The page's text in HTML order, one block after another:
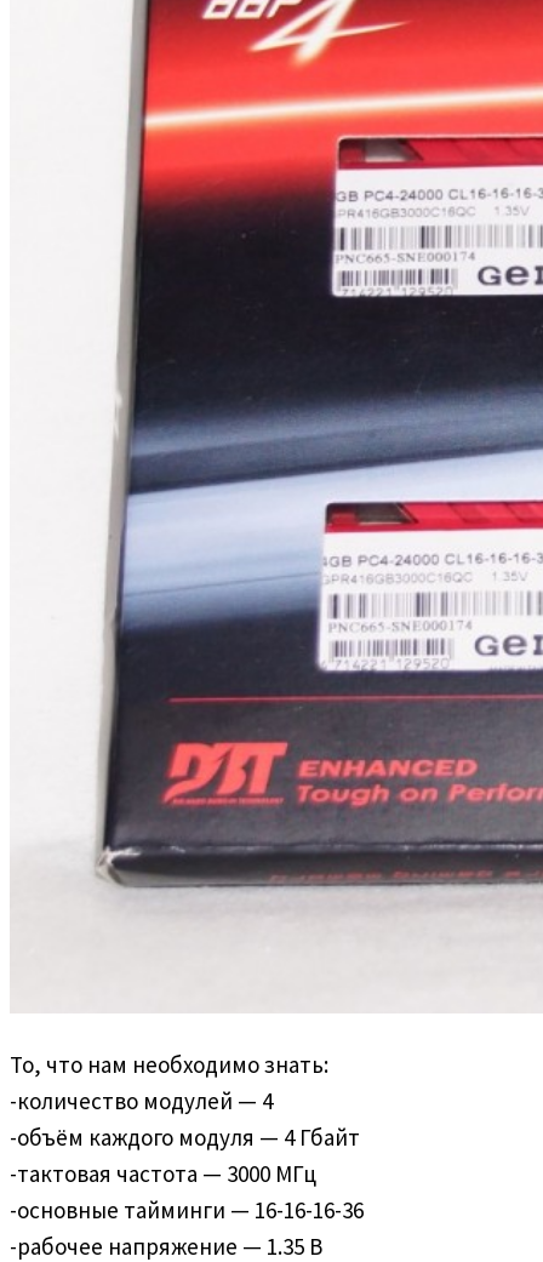
То, что нам необходимо знать:
-количество модулей — 4
-объём каждого модуля — 4 Гбайт
-тактовая частота — 3000 МГц
-основные тайминги — 16-16-16-36
-рабочее напряжение — 1.35 В